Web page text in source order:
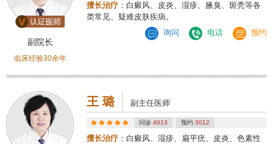
副院长
临床经验30余年
擅长治疗 ：白癜风、皮炎、湿疹、腋臭、斑秃等各
类常见、疑难皮肤疾病。
询问
电话 预约
王 璐 副主任医师
问诊4013 预约 3012
擅长治疗 ：白癜风、湿疹、扁平疣、皮炎、色素性